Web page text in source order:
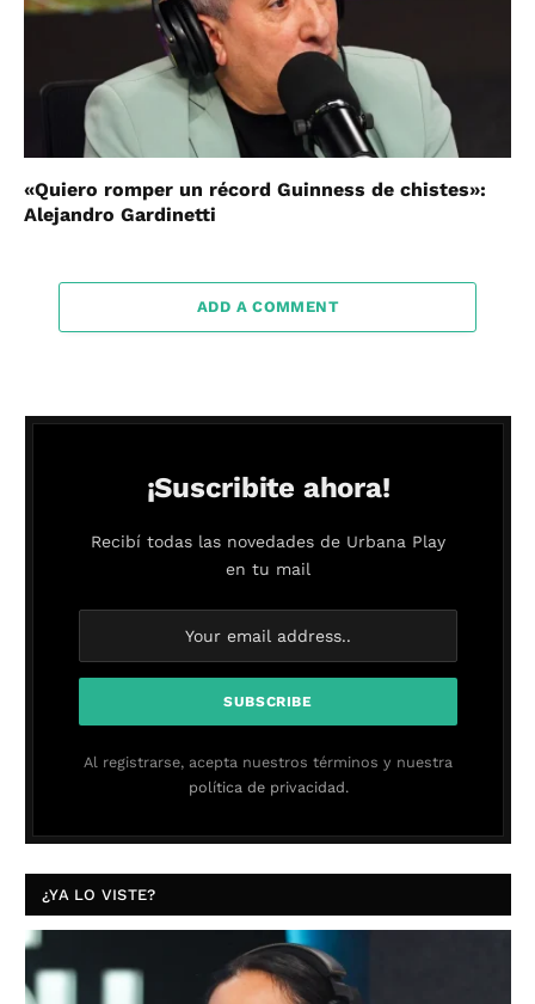
«Quiero romper un récord Guinness de chistes»:
Alejandro Gardinetti
ADD A COMMENT
¡Suscribite ahora!
Recibí todas las novedades de Urbana Play
en tu mail
Al registrarse, acepta nuestros términos y nuestra
política de privacidad.
¿YA LO VISTE?